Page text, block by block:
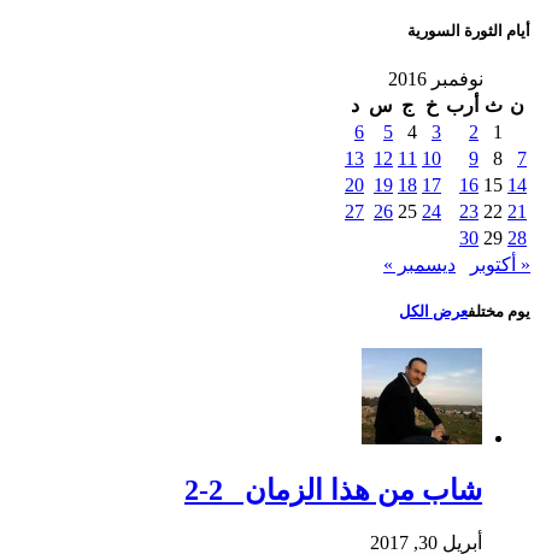
أيام الثورة السورية
نوفمبر 2016
ن ث أرب خ ج س د
1
2
3
4
5
6
7
8
9
10
11
12
13
14
15
16
17
18
19
20
21
22
23
24
25
26
27
28
29
30
« أكتوبر
ديسمبر »
يوم مختلفعرض الكل
شاب من هذا الزمان 2-2
أبريل 30, 2017